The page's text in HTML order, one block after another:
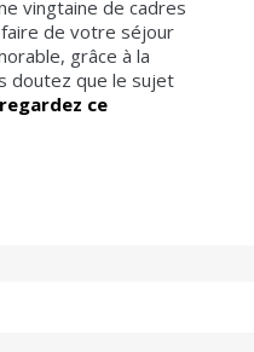
vingtaine de cadres
de votre séjour
grâce à la
doutez que le sujet
regardez ce